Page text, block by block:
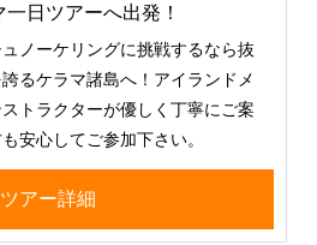
日ツアーへ出発！
ノーケリングに挑戦するなら抜
るケラマ諸島へ！アイランドメ
トラクターが優しく丁寧にご案
安心してご参加下さい。
ツアー詳細